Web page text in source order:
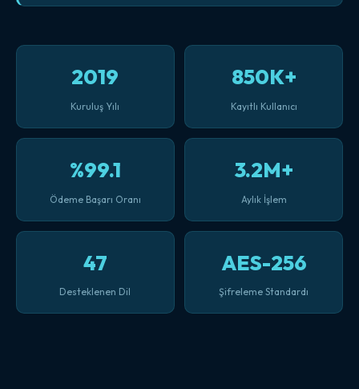
2019
Kuruluş Yılı
850K+
Kayıtlı Kullanıcı
%99.1
Ödeme Başarı Oranı
3.2M+
Aylık İşlem
47
Desteklenen Dil
AES-256
Şifreleme Standardı